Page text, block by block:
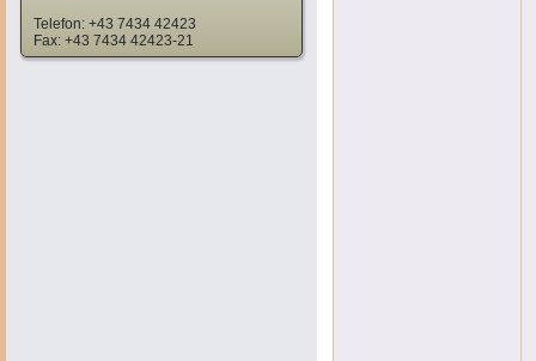
Telefon: +43 7434 42423
Fax: +43 7434 42423-21